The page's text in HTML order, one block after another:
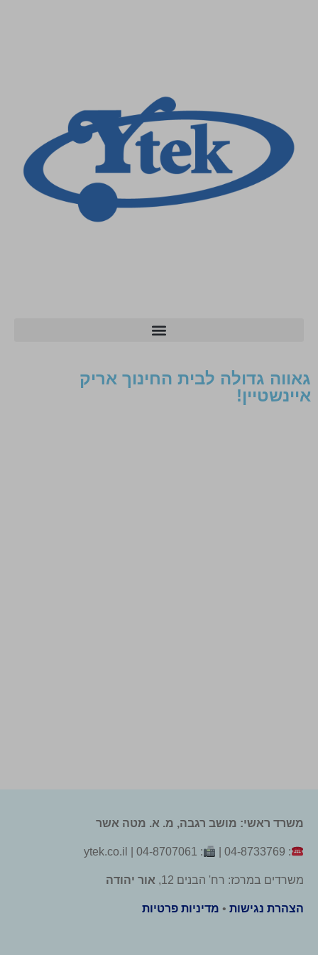
גאווה גדולה לבית החינוך אריק
איינשטיין!
משרד ראשי: מושב רגבה, מ. א. מטה אשר
: 04-8733769 |
: 04-8707061 | ytek.co.il
משרדים במרכז: רח' הבנים 12, אור יהודה
הצהרת נגישות • מדיניות פרטיות